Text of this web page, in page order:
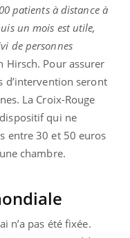
patients à distance à
un mois est utile,
de personnes
Hirsch. Pour assurer
d’intervention seront
La Croix-Rouge
qui ne
entre 30 et 50 euros
chambre.
n’a pas été fixée.